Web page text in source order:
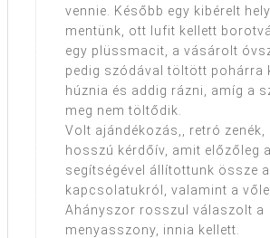
vennie. Később egy kibérelt
mentünk, ott lufit kellett
egy plüssmacit, a vásárolt
pedig szódával töltött pohárra
húznia és addig rázni, amíg a
meg nem töltődik.
Volt ajándékozás,, retró zenék,
hosszú kérdőív, amit előzőleg
segítségével állítottunk össze a
kapcsolatukról, valamint a
Ahányszor rosszul válaszolt a
menyasszony, innia kellett.